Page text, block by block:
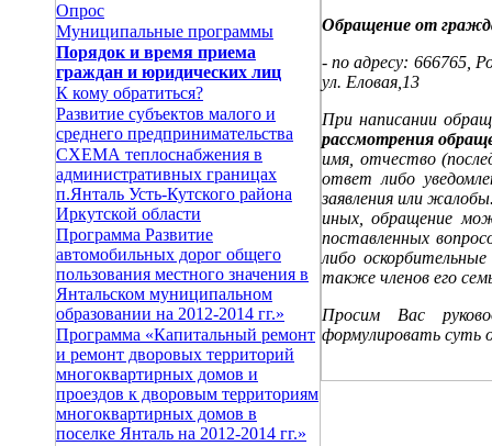
Опрос
Муниципальные программы
Порядок и время приема
граждан и юридических лиц
К кому обратиться?
Развитие субъектов малого и
среднего предпринимательства
СХЕМА теплоснабжения в
административных границах
п.Янталь Усть-Кутского района
Иркутской области
Программа Развитие
автомобильных дорог общего
пользования местного значения в
Янтальском муниципальном
образовании на 2012-2014 гг.»
Программа «Капитальный ремонт
и ремонт дворовых территорий
многоквартирных домов и
проездов к дворовым территориям
многоквартирных домов в
поселке Янталь на 2012-2014 гг.»
Обращение от
- по адресу: 666765,
ул. Еловая,13
При написании
рассмотрения
имя, отчество
ответ либо
заявления или
иных, обращение
поставленных
либо
также членов его
Просим Вас
формулировать суть